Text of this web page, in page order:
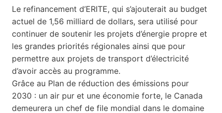
Le refinancement d’ERITE, qui s’ajouterait au budget
actuel de 1,56 milliard de dollars, sera utilisé pour
continuer de soutenir les projets d’énergie propre et
les grandes priorités régionales ainsi que pour
permettre aux projets de transport d’électricité
d’avoir accès au programme.
Grâce au Plan de réduction des émissions pour
2030 : un air pur et une économie forte, le Canada
demeurera un chef de file mondial dans le domaine